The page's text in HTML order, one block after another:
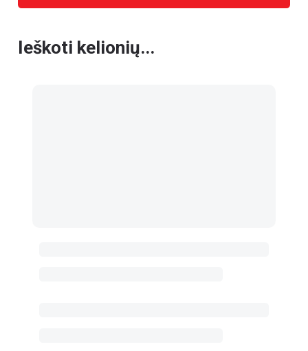
Ieškoti kelionių...